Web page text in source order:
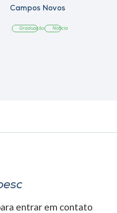
Campos Novos
Graduação Notícia
entrar em contato